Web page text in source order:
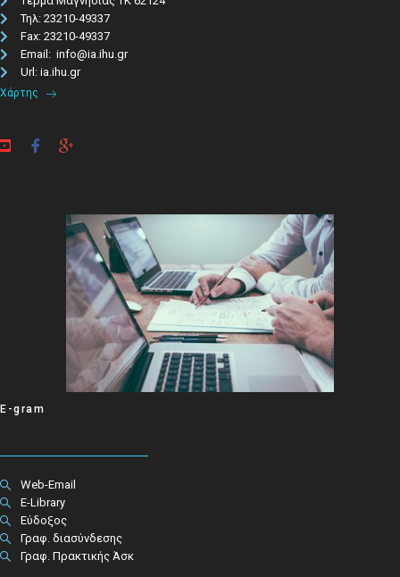
Τηλ: 23210-49337​
Fax: 23210-49337
Email: info@ia.ihu.gr
Url: ia.ihu.gr
Χάρτης
E-gram
Web-Email
E-Library
Εύδοξος
Γραφ. διασύνδεσης
Γραφ. Πρακτικής Άσκ